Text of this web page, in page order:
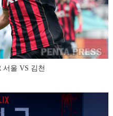
서울 VS 김천